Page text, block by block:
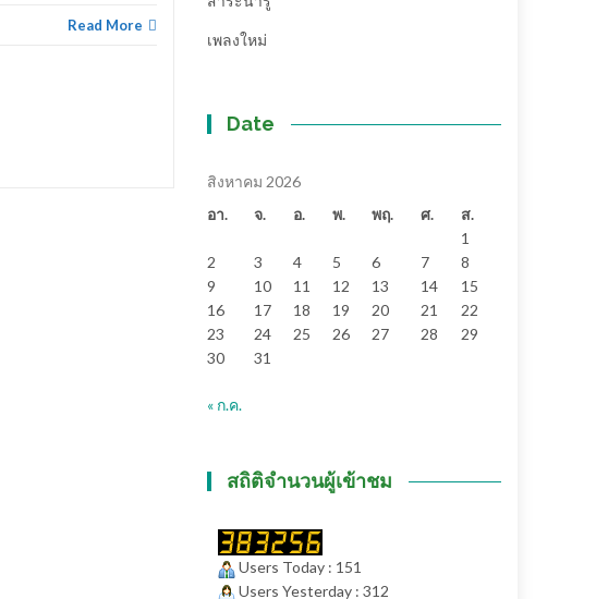
Read More
เพลงใหม่
Date
สิงหาคม 2026
อา.
จ. อ. พ. พฤ. ศ.
ส.
1
2
3 4 5 6 7
8
9
10 11 12 13 14
15
16
17 18 19 20 21
22
23
24 25 26 27 28
29
30
31
« ก.ค.
สถิติจำนวนผู้เข้าชม
Users Today : 151
Users Yesterday : 312